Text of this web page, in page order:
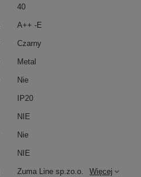
Zuma Line sp.zo.o. Więcej
40
A++ -E
Czarny
Metal
Nie
IP20
NIE
Nie
NIE